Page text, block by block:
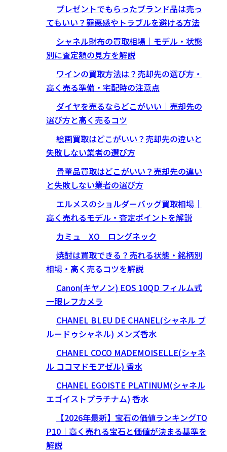
プレゼントでもらったブランド品は売っ
てもいい？罪悪感やトラブルを避ける方法
シャネル財布の買取相場｜モデル・状態
別に査定額の見方を解説
ワインの買取方法は？売却先の選び方・
高く売る準備・宅配時の注意点
ダイヤを売るならどこがいい｜売却先の
選び方と高く売るコツ
絵画買取はどこがいい？売却先の違いと
失敗しない業者の選び方
骨董品買取はどこがいい？売却先の違い
と失敗しない業者の選び方
エルメスのショルダーバッグ買取相場｜
高く売れるモデル・査定ポイントを解説
カミュ XO ロングネック
焼酎は買取できる？売れる状態・銘柄別
相場・高く売るコツを解説
Canon(キヤノン) EOS 10QD フィルム式
一眼レフカメラ
CHANEL BLEU DE CHANEL(シャネル ブ
ルードゥシャネル) メンズ香水
CHANEL COCO MADEMOISELLE(シャネ
ル ココマドモアゼル) 香水
CHANEL EGOISTE PLATINUM(シャネル
エゴイストプラチナム) 香水
【2026年最新】宝石の価値ランキングTO
P10｜高く売れる宝石と価値が決まる基準を
解説